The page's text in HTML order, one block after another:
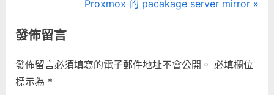
導
覽
v
o
u
N
P
Proxmox 的 pacakage server mirror
發佈留言
發佈留言必須填寫的電子郵件地址不會公開。 必填欄位
標示為 *